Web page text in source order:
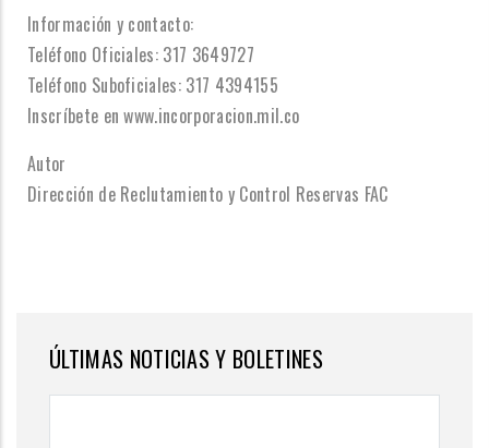
Información y contacto:
Teléfono Oficiales: 317 3649727
Teléfono Suboficiales: 317 4394155
Inscríbete en www.incorporacion.mil.co
Autor
Dirección de Reclutamiento y Control Reservas FAC
ÚLTIMAS NOTICIAS Y BOLETINES